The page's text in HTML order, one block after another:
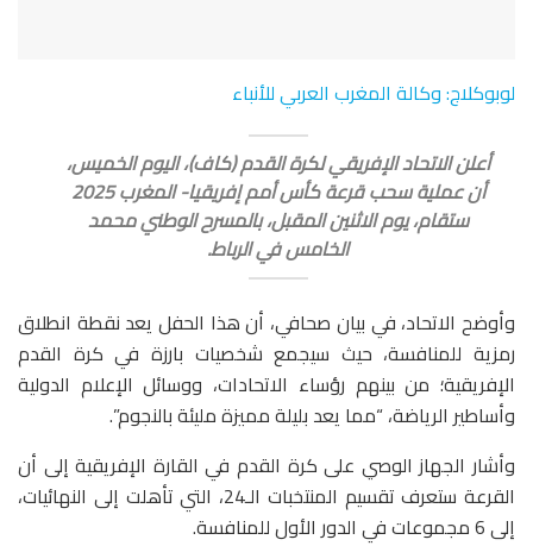
لوبوكلاج: وكالة المغرب العربي للأنباء
أعلن الاتحاد الإفريقي لكرة القدم (كاف)، اليوم الخميس،
أن عملية سحب قرعة كأس أمم إفريقيا- المغرب 2025
ستقام، يوم الاثنين المقبل، بالمسرح الوطني محمد
الخامس في الرباط.
وأوضح الاتحاد، في بيان صحافي، أن هذا الحفل يعد نقطة انطلاق
رمزية للمنافسة، حيث سيجمع شخصيات بارزة في كرة القدم
الإفريقية؛ من بينهم رؤساء الاتحادات، ووسائل الإعلام الدولية
وأساطير الرياضة، “مما يعد بليلة مميزة مليئة بالنجوم”.
وأشار الجهاز الوصي على كرة القدم في القارة الإفريقية إلى أن
القرعة ستعرف تقسيم المنتخبات الـ24، التي تأهلت إلى النهائيات،
إلى 6 مجموعات في الدور الأول للمنافسة.